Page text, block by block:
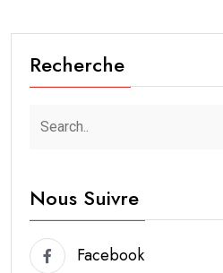
Recherche
Nous Suivre
Facebook